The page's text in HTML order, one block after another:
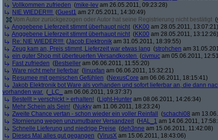
Vollkommen zufrieden (mike-lev am 26.05.2011, 09:23:28)
NIE WIEDER!!!! (Guest1 am 27.05.2011, 14:30:49)
Vom Autor zurückgezogen oder Autor hat seine Registrierung nicht bestätigt (
Anggebene Lieferzeit stimmt überhaupt nicht (KK00 am 28.05.2011, 13:07:21)
Anggebene Lieferzeit stimmt überhaupt nicht (KK00 am 28.05.2011, 13:12:26)
Re: NIE WIEDER!!!! (Jacob Elektronik am 31.05.2011, 18:39:55)
Zeug kam an, Preis stimmt, Lieferzeit war etwas lang (strohchen am
ein guter Shop mit überteuerten Versandkosten (civmuc am 05.06.2011,
Fast zufrieden (Bestseller am 06.06.2011, 11:55:20)
Ware nicht mehr lieferbar ( linuxfan am 06.06.2011, 15:32:21)
Resumee mit gemischen Gefühlen (NexusCore am 06.06.2011, 18:15:41)
Jakob Elektronik bot Ware als vorhanden und sofort lieferbar an, die dann
vorhanden war. ( _LC_
am 06.06.2011, 19:37:37)
Bestellt > verschickt > erhalten! (Light-Hunter am 08.06.2011, 14:26:34)
Mehr Schein als Sein! (Nukky am 11.06.2011, 18:23:24)
Zweite Chance vertan - schon wieder ein voller Reinfall
(schachi08 am
Stornierung wegen unzumutbarer Versandzeit (HAL_1 am 14.06.2011,
Schnelle Lieferung und niedrige Preise (deh3nne am 15.06.2011, 11:42:08)
Dieses Mal alles gut gegangen (VirusX am 15.06.2011, 18:43:06)